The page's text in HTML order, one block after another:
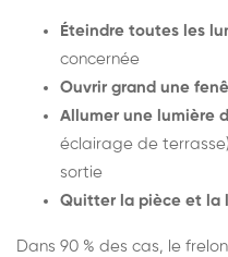
Éteindre toutes les
concernée
Ouvrir grand une
Allumer une lumière
éclairage de
sortie
Quitter la pièce et la
Dans 90 % des cas, le